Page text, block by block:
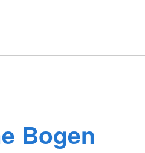
Bogen